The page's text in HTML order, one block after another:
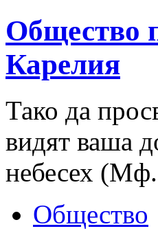
Общество
Карелия
Тако да
видят ваша
небесех
Общество